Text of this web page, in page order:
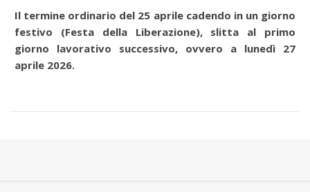
Il termine ordinario del 25 aprile cadendo in un giorno
festivo (Festa della Liberazione), slitta al primo
giorno lavorativo successivo, ovvero a lunedì 27
aprile 2026.